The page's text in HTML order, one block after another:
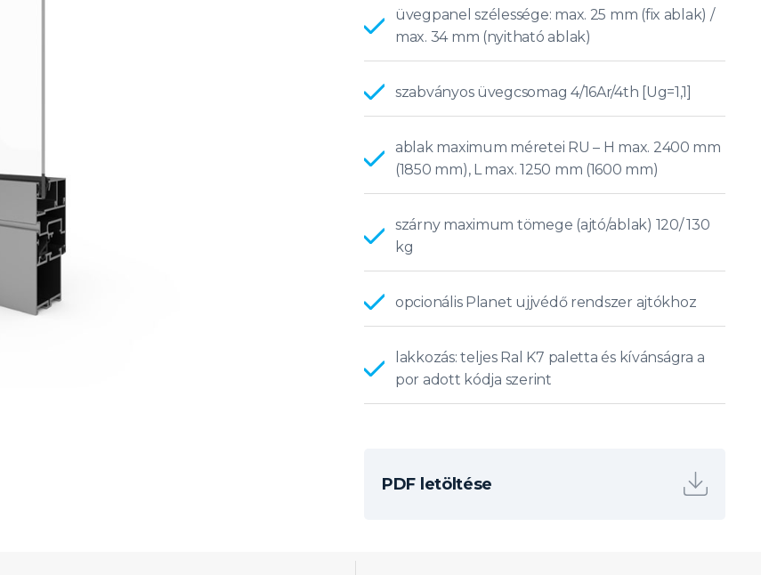
üvegpanel szélessége: max. 25 mm (fix ablak) /
max. 34 mm (nyitható ablak)
szabványos üvegcsomag 4/16Ar/4th [Ug=1,1]
ablak maximum méretei RU – H max. 2400 mm
(1850 mm), L max. 1250 mm (1600 mm)
szárny maximum tömege (ajtó/ablak) 120/ 130
kg
opcionális Planet ujjvédő rendszer ajtókhoz
lakkozás: teljes Ral K7 paletta és kívánságra a
por adott kódja szerint
PDF letöltése